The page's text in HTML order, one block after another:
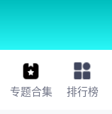
专题合集 排行榜